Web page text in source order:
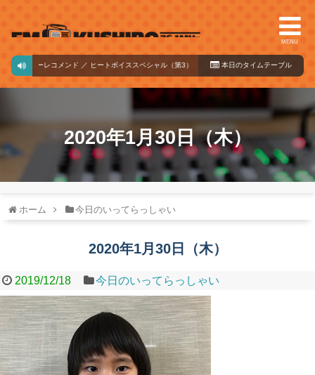
MENU
クリーレコメンド ／ ヒートボイススペシャル（第3） ／ 木原健太郎音森Radio（第4） 14:00
本日のタイ ムテーブル
2020年1月30日（木）
ホーム 今日のいってらっしゃい
2020年1月30日（木）
2019/12/18 今日のいってらっしゃい